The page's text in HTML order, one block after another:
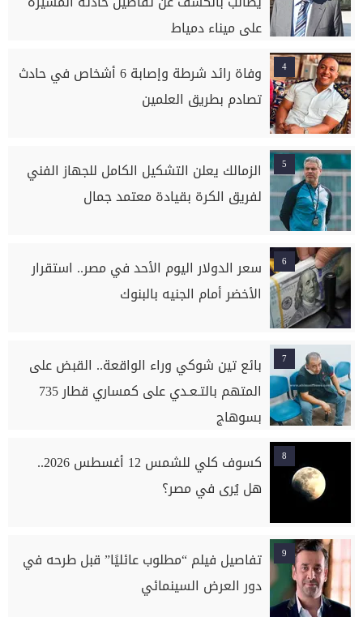
على ميناء دمياط
4
وفاة رائد شرطة وإصابة 6 أشخاص في حادث
تصادم بطريق العلمين
5
الزمالك يعلن التشكيل الكامل للجهاز الفني
لفريق الكرة بقيادة معتمد جمال
6
سعر الدولار اليوم الأحد في مصر.. استقرار
الأخضر أمام الجنيه بالبنوك
7
بائع تين شوكي وراء الواقعة.. القبض على
المتهم بالتـعـدي على كمساري قطار 735
بسوهاج
8
كسوف كلي للشمس 12 أغسطس 2026..
هل يُرى في مصر؟
9
تفاصيل فيلم “مطلوب عائليًا” قبل طرحه في
دور العرض السينمائي